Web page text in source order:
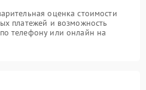
оценка стоимости
платежей и возможность
телефону или онлайн на